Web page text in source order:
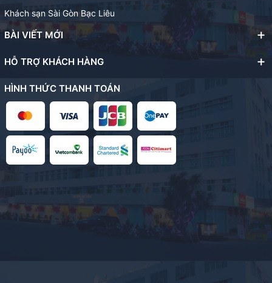
Khách sạn Sài Gòn Bạc Liêu
BÀI VIẾT MỚI
HỖ TRỢ KHÁCH HÀNG
HÌNH THỨC THANH TOÁN